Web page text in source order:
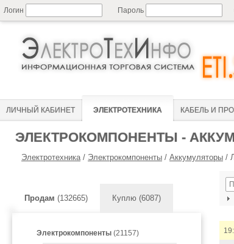
Логин Пароль
ЛИЧНЫЙ КАБИНЕТ ЭЛЕКТРОТЕХНИКА КАБЕЛЬ И
ЭЛЕКТРОКОМПОНЕНТЫ -
Электротехника/ Электрокомпоненты / Аккумуляторы /
Продам (132665) Куплю (6087)
Электрокомпоненты (21157)